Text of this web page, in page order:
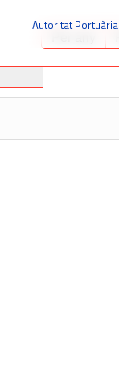
Autoritat Portuària